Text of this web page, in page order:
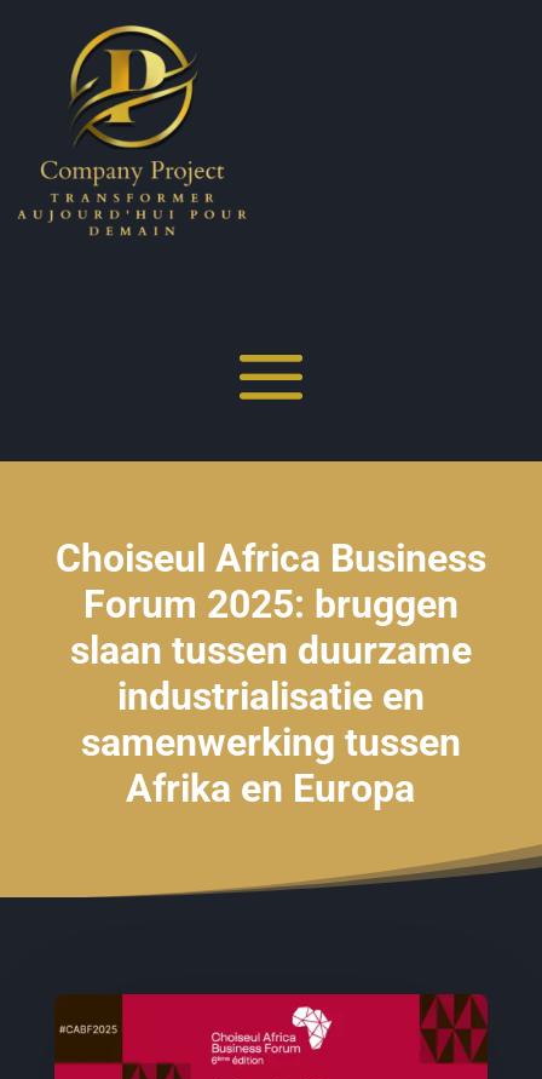
Choiseul Africa Business
Forum 2025: bruggen
slaan tussen duurzame
industrialisatie en
samenwerking tussen
Afrika en Europa